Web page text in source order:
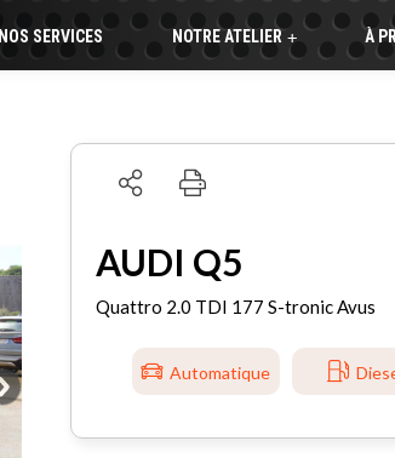
NOS SERVICES +
NOTRE ATELIER À
AUDI Q5
Quattro 2.0 TDI 177 S-tronic Avus
Automatique